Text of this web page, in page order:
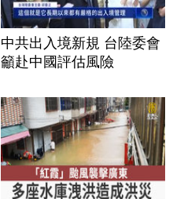
中共出入境新規 台陸委會
籲赴中國評估風險